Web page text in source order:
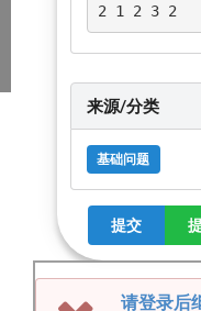
2 1 2 3 2
来源/分类
基础问题
提交